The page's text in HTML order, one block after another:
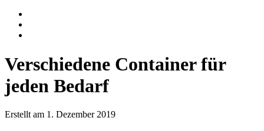
Verschiedene Container für
jeden Bedarf
Erstellt am 1. Dezember 2019